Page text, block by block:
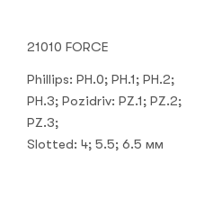
21010 FORCE
Phillips: PH.0; PH.1; PH.2;
PH.3; Pozidriv: PZ.1; PZ.2;
PZ.3;
Slotted: 4; 5.5; 6.5 мм